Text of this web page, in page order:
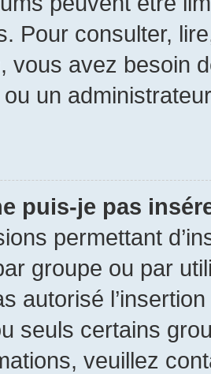
Pour consulter,
vous avez besoin
un
puis-je pas
permettant
groupe ou par
autorisé
seuls certains
veuillez